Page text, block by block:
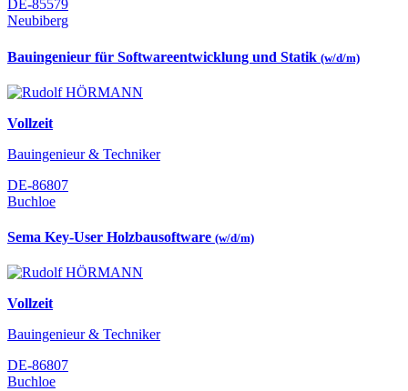
DE-85579
Neubiberg
Bauingenieur für Softwareentwicklung und Statik (w/d/m)
Vollzeit
Bauingenieur & Techniker
DE-86807
Buchloe
Sema Key-User Holzbausoftware (w/d/m)
Vollzeit
Bauingenieur & Techniker
DE-86807
Buchloe